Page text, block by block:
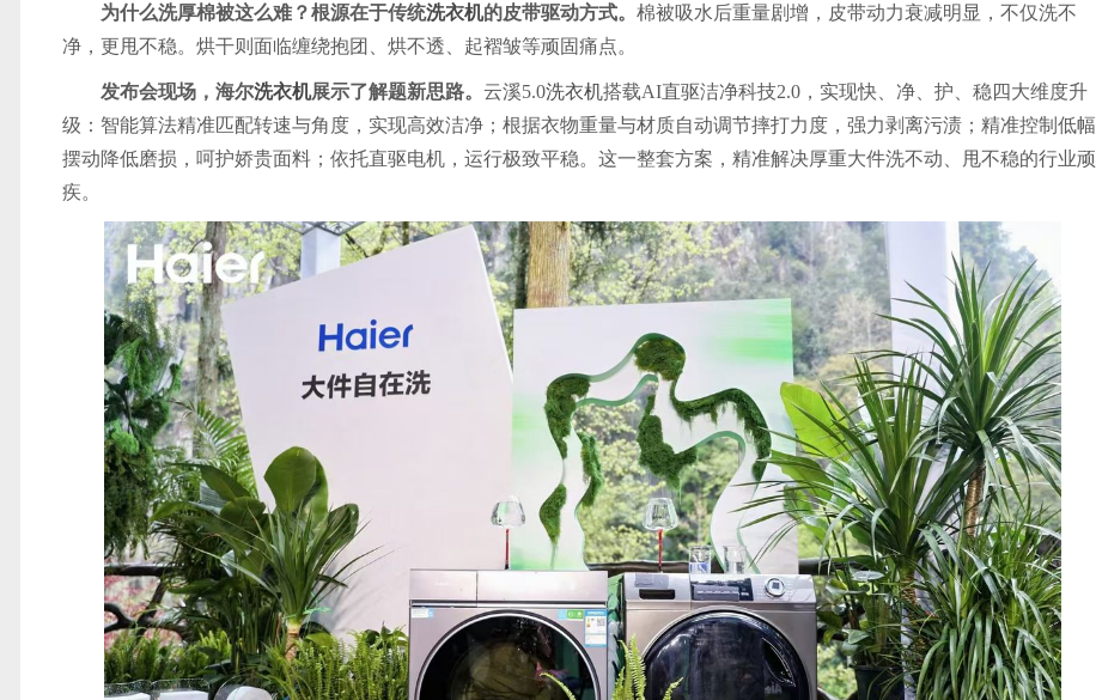
为什么洗厚棉被这么难？根源在于传统洗衣机的皮带驱动方式。 棉被吸水后重量剧增，皮带动力衰减明显，不仅洗不
净，更甩不稳。烘干则面临缠绕抱团、烘不透、起褶皱等顽固痛点。
发布会现场，海尔洗衣机展示了解题新思路。 云溪5.0洗衣机搭载AI直驱洁净科技2.0，实现快、净、护、稳四大维度升
级：智能算法精准匹配转速与角度，实现高效洁净；根据衣物重量与材质自动调节摔打力度，强力剥离污渍；精准控制低幅
摆动降低磨损，呵护娇贵面料；依托直驱电机，运行极致平稳。这一整套方案，精准解决厚重大件洗不动、甩不稳的行业顽
疾。